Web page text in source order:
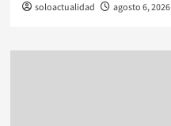
soloactualidad agosto 6, 2026